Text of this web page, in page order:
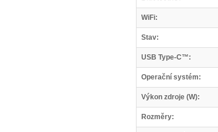
WiFi:
Stav:
USB Type-C™:
Operační systém:
Výkon zdroje (W):
Rozměry: